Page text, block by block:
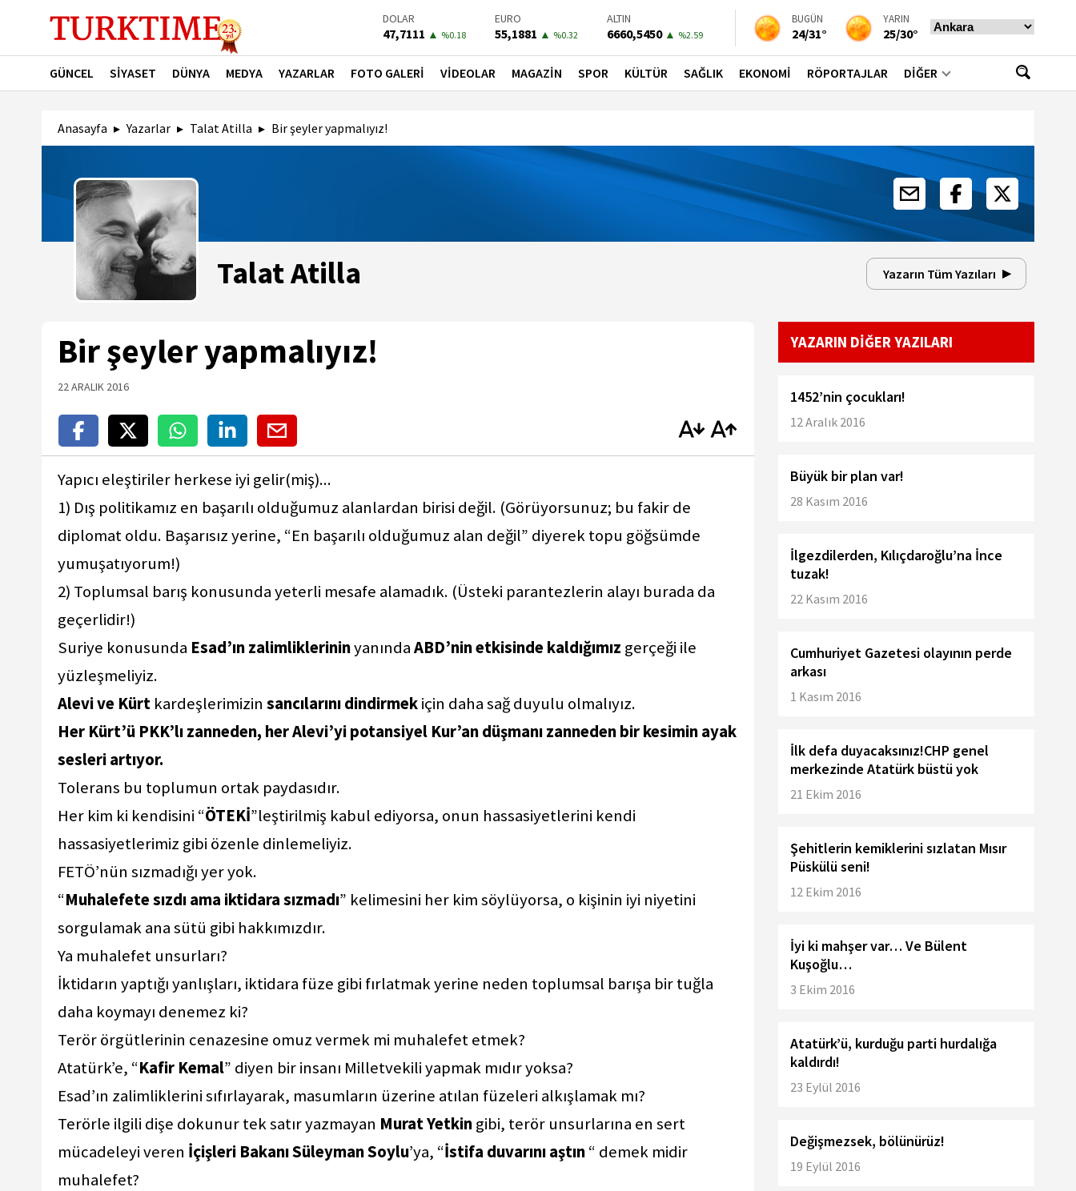
DOLAR
47,7111 ▲ %0.18
EURO
55,1881 ▲ %0.32
ALTIN
6660,5450 ▲ %2.59
BIST-100
13779,39 ▼ %-0.14
PETROL
81,4900▼ %-1.56
BONO
41,3000 ▼ %-0.55
BUGÜN
24/31°
YARIN
25/30°
GÜNCEL SİYASET DÜNYA MEDYA YAZARLAR FOTO GALERİ VİDEOLAR MAGAZİN SPOR KÜLTÜR SAĞLIK EKONOMİ RÖPORTAJLAR DİĞER
Anasayfa Yazarlar Talat Atilla Bir şeyler yapmalıyız!
Talat Atilla Yazarın Tüm Yazıları
Bir şeyler yapmalıyız!
22 ARALIK 2016
Yapıcı eleştiriler herkese iyi gelir(miş)...
1) Dış politikamız en başarılı olduğumuz alanlardan birisi değil. (Görüyorsunuz; bu fakir de
diplomat oldu. Başarısız yerine, “En başarılı olduğumuz alan değil” diyerek topu göğsümde
yumuşatıyorum!)
2) Toplumsal barış konusunda yeterli mesafe alamadık. (Üsteki parantezlerin alayı burada da
geçerlidir!)
Suriye konusunda Esad’ın zalimliklerininyanındaABD’nin etkisinde kaldığımız gerçeği ile
yüzleşmeliyiz.
Alevi ve Kürt kardeşlerimizin sancılarını dindirmekiçin daha sağ duyulu olmalıyız.
Her Kürt’ü PKK’lı zanneden, her Alevi’yi potansiyel Kur’an düşmanı zanneden bir kesimin ayak
sesleri artıyor.
Tolerans bu toplumun ortak paydasıdır.
Her kim ki kendisini “ÖTEKİ”leştirilmiş kabul ediyorsa, onun hassasiyetlerini kendi
hassasiyetlerimiz gibi özenle dinlemeliyiz.
FETÖ’nün sızmadığı yer yok.
“Muhalefete sızdı ama iktidara sızmadı” kelimesini her kim söylüyorsa, o kişinin iyi niyetini
sorgulamak ana sütü gibi hakkımızdır.
Ya muhalefet unsurları?
İktidarın yaptığı yanlışları, iktidara füze gibi fırlatmak yerine neden toplumsal barışa bir tuğla
daha koymayı denemez ki?
Terör örgütlerinin cenazesine omuz vermek mi muhalefet etmek?
Atatürk’e, “Kafir Kemal” diyen bir insanı Milletvekili yapmak mıdır yoksa?
Esad’ın zalimliklerini sıfırlayarak, masumların üzerine atılan füzeleri alkışlamak mı?
Terörle ilgili dişe dokunur tek satır yazmayan Murat Yetkingibi, terör unsurlarına en sert
mücadeleyi veren İçişleri Bakanı Süleyman Soylu’ya, “İstifa duvarını aştın“ demek midir
muhalefet?
YAZARIN DİĞER YAZILARI
1452’nin çocukları!
12 Aralık 2016
Büyük bir plan var!
28 Kasım 2016
İlgezdilerden, Kılıçdaroğlu’na İnce
tuzak!
22 Kasım 2016
Cumhuriyet Gazetesi olayının perde
arkası
1 Kasım 2016
İlk defa duyacaksınız!CHP genel
merkezinde Atatürk büstü yok
21 Ekim 2016
Şehitlerin kemiklerini sızlatan Mısır
Püskülü seni!
12 Ekim 2016
İyi ki mahşer var… Ve Bülent
Kuşoğlu…
3 Ekim 2016
Atatürk’ü, kurduğu parti hurdalığa
kaldırdı!
23 Eylül 2016
Değişmezsek, bölünürüz!
19 Eylül 2016